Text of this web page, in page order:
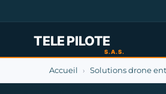
Accueil › Solutions drone